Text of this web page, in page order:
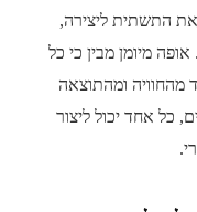
את התשתית ליצירה,
מיומן מבין כי כל
מהחוויה ומהתוצאה
כל אחד יכול ליצור